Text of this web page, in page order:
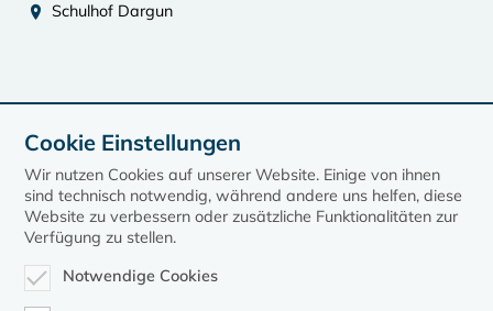
Schulhof Dargun
Im Kalender speichern (.ics)
zurück zur Übersicht der Veranstaltungen
Cookie Einstellungen
Wir nutzen Cookies auf unserer Website. Einige von ihnen
sind technisch notwendig, während andere uns helfen, diese
Website zu verbessern oder zusätzliche Funktionalitäten zur
Verfügung zu stellen.
Notwendige Cookies